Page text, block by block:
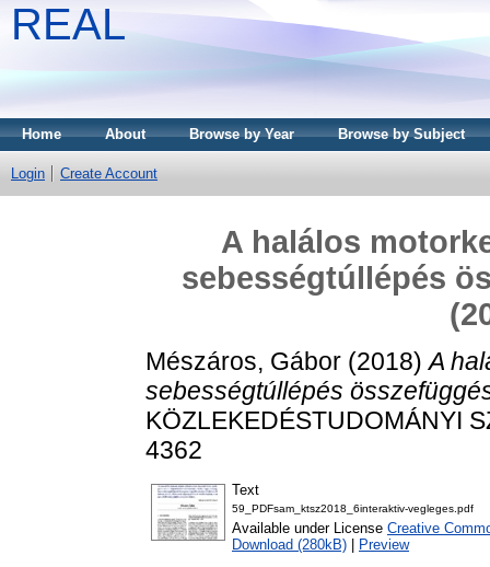
REAL
Home About Browse by Year Browse by Subject
Login Create Account
A halálos
sebességtúllépés
Mészáros, Gábor (2018)A
sebességtúllépés
KÖZLEKEDÉSTUDOMÁNYI
4362
Text
59_PDFsam_ktsz2018_6interaktiv-vegleges.pdf
Available under License Creative
Download (280kB)
Preview